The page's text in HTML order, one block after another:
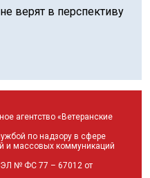
верят в перспективу
агентство «Ветеранские
по надзору в сфере
и массовых коммуникаций
ЭЛ № ФС 77 – 67012 от